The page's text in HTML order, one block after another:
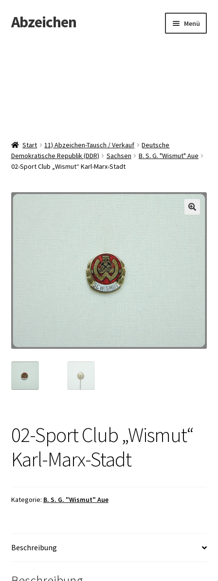
Zur
Navigation
Zum
Inhalt
Abzeichen Menü
Start 11) Abzeichen-Tausch / Verkauf
Deutsche
Demokratische Republik (DDR)
Sachsen
B. S. G. "Wismut" Aue
02-Sport Club „Wismut“ Karl-Marx-Stadt
02-Sport Club „Wismut“
Karl-Marx-Stadt
Kategorie: B. S. G. "Wismut" Aue
Beschreibung